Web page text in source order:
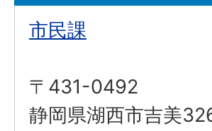
市民課
〒431-0492
静岡県湖西市吉美